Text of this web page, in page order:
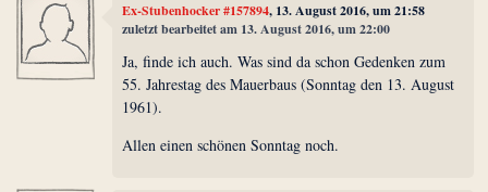
Ex-Stubenhocker #157894, 13. August 2016, um 21:58
zuletzt bearbeitet am 13. August 2016, um 22:00
Ja, finde ich auch. Was sind da schon Gedenken zum
55. Jahrestag des Mauerbaus (Sonntag den 13. August
1961).
Allen einen schönen Sonntag noch.